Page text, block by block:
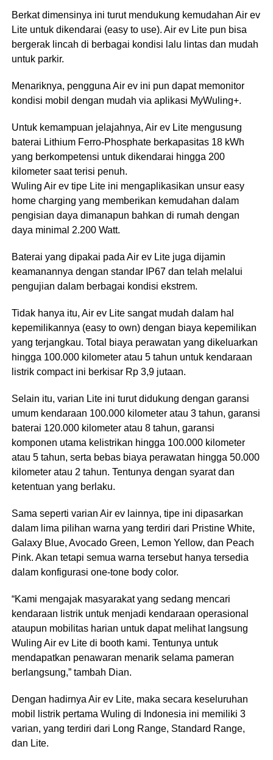
Berkat dimensinya ini turut mendukung kemudahan Air ev
Lite untuk dikendarai (easy to use). Air ev Lite pun bisa
bergerak lincah di berbagai kondisi lalu lintas dan mudah
untuk parkir.
Menariknya, pengguna Air ev ini pun dapat memonitor
kondisi mobil dengan mudah via aplikasi MyWuling+.
Untuk kemampuan jelajahnya, Air ev Lite mengusung
baterai Lithium Ferro-Phosphate berkapasitas 18 kWh
yang berkompetensi untuk dikendarai hingga 200
kilometer saat terisi penuh.
Wuling Air ev tipe Lite ini mengaplikasikan unsur easy
home charging yang memberikan kemudahan dalam
pengisian daya dimanapun bahkan di rumah dengan
daya minimal 2.200 Watt.
Baterai yang dipakai pada Air ev Lite juga dijamin
keamanannya dengan standar IP67 dan telah melalui
pengujian dalam berbagai kondisi ekstrem.
Tidak hanya itu, Air ev Lite sangat mudah dalam hal
kepemilikannya (easy to own) dengan biaya kepemilikan
yang terjangkau. Total biaya perawatan yang dikeluarkan
hingga 100.000 kilometer atau 5 tahun untuk kendaraan
listrik compact ini berkisar Rp 3,9 jutaan.
Selain itu, varian Lite ini turut didukung dengan garansi
umum kendaraan 100.000 kilometer atau 3 tahun, garansi
baterai 120.000 kilometer atau 8 tahun, garansi
komponen utama kelistrikan hingga 100.000 kilometer
atau 5 tahun, serta bebas biaya perawatan hingga 50.000
kilometer atau 2 tahun. Tentunya dengan syarat dan
ketentuan yang berlaku.
Sama seperti varian Air ev lainnya, tipe ini dipasarkan
dalam lima pilihan warna yang terdiri dari Pristine White,
Galaxy Blue, Avocado Green, Lemon Yellow, dan Peach
Pink. Akan tetapi semua warna tersebut hanya tersedia
dalam konfigurasi one-tone body color.
“Kami mengajak masyarakat yang sedang mencari
kendaraan listrik untuk menjadi kendaraan operasional
ataupun mobilitas harian untuk dapat melihat langsung
Wuling Air ev Lite di booth kami. Tentunya untuk
mendapatkan penawaran menarik selama pameran
berlangsung,” tambah Dian.
Dengan hadirnya Air ev Lite, maka secara keseluruhan
mobil listrik pertama Wuling di Indonesia ini memiliki 3
varian, yang terdiri dari Long Range, Standard Range,
dan Lite.